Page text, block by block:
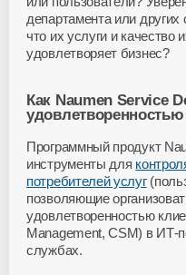
департамента или
что их услуги и качество
удовлетворяет бизнес?
Как Naumen Service
Программный продукт
инструменты для
потребителей услуг
позволяющие
удовлетворенностью
Management, CSM) в ИТ-
службах.